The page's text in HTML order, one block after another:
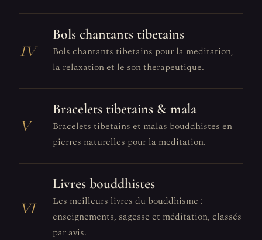
IV
Bols chantants tibetains
Bols chantants tibetains pour la meditation,
la relaxation et le son therapeutique.
V
Bracelets tibetains & mala
Bracelets tibetains et malas bouddhistes en
pierres naturelles pour la meditation.
VI
Livres bouddhistes
Les meilleurs livres du bouddhisme :
enseignements, sagesse et méditation, classés
par avis.